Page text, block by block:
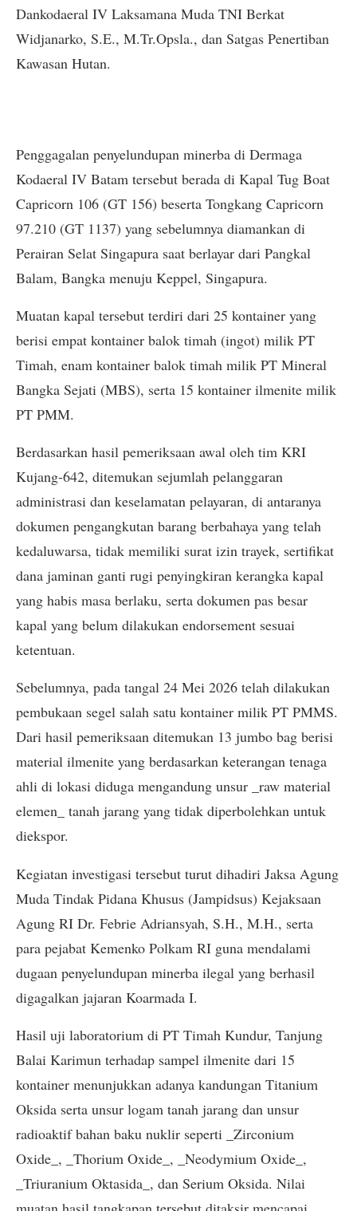
Dankodaeral IV Laksamana Muda TNI Berkat
Widjanarko, S.E., M.Tr.Opsla., dan Satgas Penertiban
Kawasan Hutan.
Penggagalan penyelundupan minerba di Dermaga
Kodaeral IV Batam tersebut berada di Kapal Tug Boat
Capricorn 106 (GT 156) beserta Tongkang Capricorn
97.210 (GT 1137) yang sebelumnya diamankan di
Perairan Selat Singapura saat berlayar dari Pangkal
Balam, Bangka menuju Keppel, Singapura.
Muatan kapal tersebut terdiri dari 25 kontainer yang
berisi empat kontainer balok timah (ingot) milik PT
Timah, enam kontainer balok timah milik PT Mineral
Bangka Sejati (MBS), serta 15 kontainer ilmenite milik
PT PMM.
Berdasarkan hasil pemeriksaan awal oleh tim KRI
Kujang-642, ditemukan sejumlah pelanggaran
administrasi dan keselamatan pelayaran, di antaranya
dokumen pengangkutan barang berbahaya yang telah
kedaluwarsa, tidak memiliki surat izin trayek, sertifikat
dana jaminan ganti rugi penyingkiran kerangka kapal
yang habis masa berlaku, serta dokumen pas besar
kapal yang belum dilakukan endorsement sesuai
ketentuan.
Sebelumnya, pada tangal 24 Mei 2026 telah dilakukan
pembukaan segel salah satu kontainer milik PT PMMS.
Dari hasil pemeriksaan ditemukan 13 jumbo bag berisi
material ilmenite yang berdasarkan keterangan tenaga
ahli di lokasi diduga mengandung unsur _raw material
elemen_ tanah jarang yang tidak diperbolehkan untuk
diekspor.
Kegiatan investigasi tersebut turut dihadiri Jaksa Agung
Muda Tindak Pidana Khusus (Jampidsus) Kejaksaan
Agung RI Dr. Febrie Adriansyah, S.H., M.H., serta
para pejabat Kemenko Polkam RI guna mendalami
dugaan penyelundupan minerba ilegal yang berhasil
digagalkan jajaran Koarmada I.
Hasil uji laboratorium di PT Timah Kundur, Tanjung
Balai Karimun terhadap sampel ilmenite dari 15
kontainer menunjukkan adanya kandungan Titanium
Oksida serta unsur logam tanah jarang dan unsur
radioaktif bahan baku nuklir seperti _Zirconium
Oxide_, _Thorium Oxide_, _Neodymium Oxide_,
_Triuranium Oktasida_, dan Serium Oksida. Nilai